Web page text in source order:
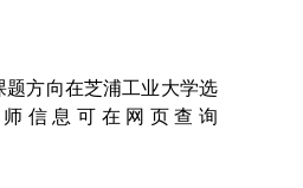
方向在芝浦工业大学选
信息可在网页查询